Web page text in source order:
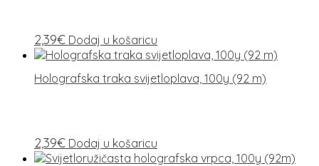
2,39€ Dodaj u košaricu
Holografska traka svijetloplava, 100y (92 m)
2,39€ Dodaj u košaricu